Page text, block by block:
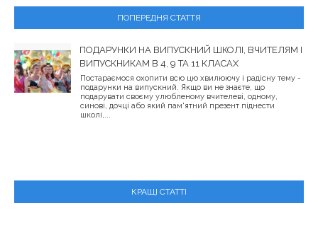
ПОПЕРЕДНЯ СТАТТЯ
ПОДАРУНКИ НА ВИПУСКНИЙ ШКОЛІ, ВЧИТЕЛЯМ І
ВИПУСКНИКАМ В 4, 9 ТА 11 КЛАСАХ
Постараємося охопити всю цю хвилюючу і радісну тему -
подарунки на випускний. Якщо ви не знаєте, що
подарувати своєму улюбленому вчителеві, одному,
синові, дочці або який пам'ятний презент піднести
школі,...
КРАЩІ СТАТТІ